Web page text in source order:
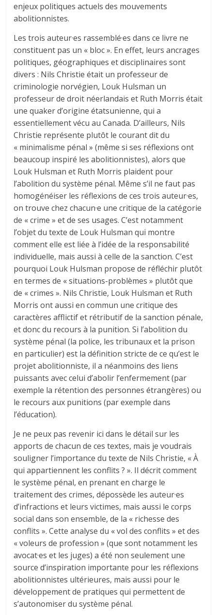
enjeux politiques actuels des mouvements
abolitionnistes.
Les trois auteur·es rassemblé·es dans ce livre ne
constituent pas un « bloc ». En effet, leurs ancrages
politiques, géographiques et disciplinaires sont
divers : Nils Christie était un professeur de
criminologie norvégien, Louk Hulsman un
professeur de droit néerlandais et Ruth Morris était
une quaker d’origine étatsunienne, qui a
essentiellement vécu au Canada. D’ailleurs, Nils
Christie représente plutôt le courant dit du
« minimalisme pénal » (même si ses réflexions ont
beaucoup inspiré les abolitionnistes), alors que
Louk Hulsman et Ruth Morris plaident pour
l’abolition du système pénal. Même s’il ne faut pas
homogénéiser les réflexions de ces trois auteur·es,
on trouve chez chacun·e une critique de la catégorie
de « crime » et de ses usages. C’est notamment
l’objet du texte de Louk Hulsman qui montre
comment elle est liée à l’idée de la responsabilité
individuelle, mais aussi à celle de la sanction. C’est
pourquoi Louk Hulsman propose de réfléchir plutôt
en termes de « situations-problèmes » plutôt que
de « crimes ». Nils Christie, Louk Hulsman et Ruth
Morris ont aussi en commun une critique des
caractères afflictif et rétributif de la sanction pénale,
et donc du recours à la punition. Si l’abolition du
système pénal (la police, les tribunaux et la prison
en particulier) est la définition stricte de ce qu’est le
projet abolitionniste, il a néanmoins des liens
puissants avec celui d’abolir l’enfermement (par
exemple la rétention des personnes étrangères) ou
le recours aux punitions (par exemple dans
l’éducation).
Je ne peux pas revenir ici dans le détail sur les
apports de chacun de ces textes, mais je voudrais
souligner l’importance du texte de Nils Christie, « À
qui appartiennent les conflits ? ». Il décrit comment
le système pénal, en prenant en charge le
traitement des crimes, dépossède les auteur·es
d’infractions et leurs victimes, mais aussi le corps
social dans son ensemble, de la « richesse des
conflits ». Cette analyse du « vol des conflits » et des
« voleurs de profession » (que sont notamment les
avocat·es et les juges) a été non seulement une
source d’inspiration importante pour les réflexions
abolitionnistes ultérieures, mais aussi pour le
développement de pratiques qui permettent de
s’autonomiser du système pénal.